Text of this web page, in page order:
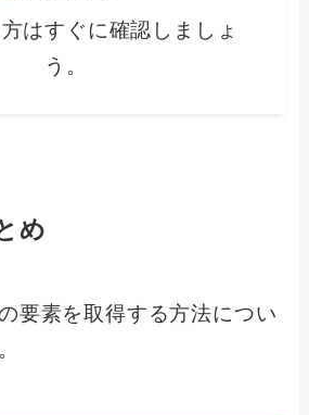
はすぐに確認しましょ
う。
め
要素を取得する方法につい